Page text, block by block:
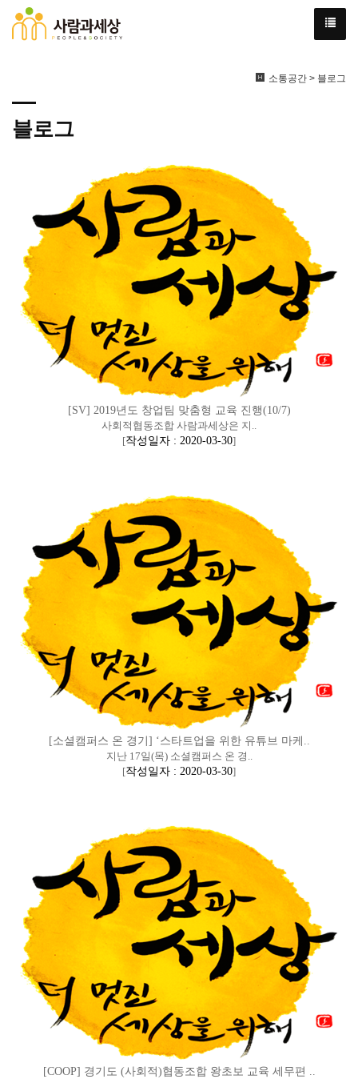
소통공간 > 블로그
블로그
[SV] 2019년도 창업팀 맞춤형 교육 진행(10/7)
사회적협동조합 사람과세상은 지..
[작성일자 : 2020-03-30]
[소셜캠퍼스 온 경기] ‘스타트업을 위한 유튜브 마케..
지난 17일(목) 소셜캠퍼스 온 경..
[작성일자 : 2020-03-30]
[COOP] 경기도 (사회적)협동조합 왕초보 교육 세무편 ..